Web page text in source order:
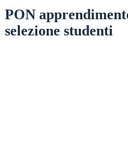
PON
selezione studenti